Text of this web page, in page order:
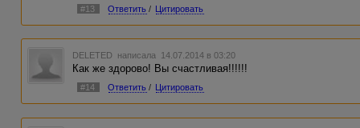
#13 Ответить / Цитировать
DELETED написала 14.07.2014 в 03:20
Как же здорово! Вы счастливая!!!!!!
#14 Ответить / Цитировать